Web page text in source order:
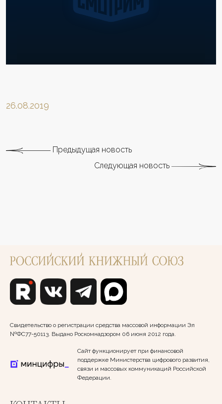
26.08.2019
Предыдущая новость
Следующая новость
Свидетельство о регистрации средства массовой информации Эл
№ФС77-50113. Выдано Роскомнадзором 06 июня 2012 года.
Сайт функционирует при финансовой
поддержке Министерства цифрового развития,
связи и массовых коммуникаций Российской
Федерации.